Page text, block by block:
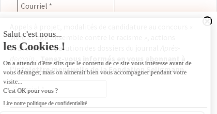
En renseignant votre adresse électronique, vous
consentez à recevoir l'infolettre de la Fondation
Seligmann, conformément à notrepolitique de
confidentialité. Il vous sera possible de vous
désabonner à tout moment.
Vivre et agir ensemble contre le racisme », actions
soutenues et parution des dossiers du journal
demain
...Tenez-vous informés en vous abonnant à
l'infolettre mensuelle de la Fondation Seligmann.